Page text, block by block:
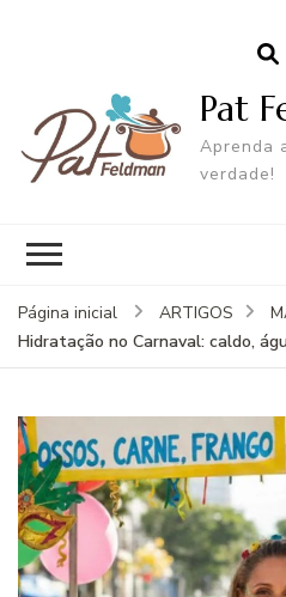
Pat
Aprenda
verdade!
Página inicial ARTIGOS
Hidratação no Carnaval: caldo,